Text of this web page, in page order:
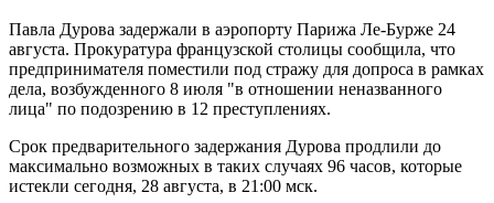
Павла Дурова задержали в аэропорту Парижа Ле-Бурже 24
августа. Прокуратура французской столицы сообщила, что
предпринимателя поместили под стражу для допроса в рамках
дела, возбужденного 8 июля "в отношении неназванного
лица" по подозрению в 12 преступлениях.
Срок предварительного задержания Дурова продлили до
максимально возможных в таких случаях 96 часов, которые
истекли сегодня, 28 августа, в 21:00 мск.